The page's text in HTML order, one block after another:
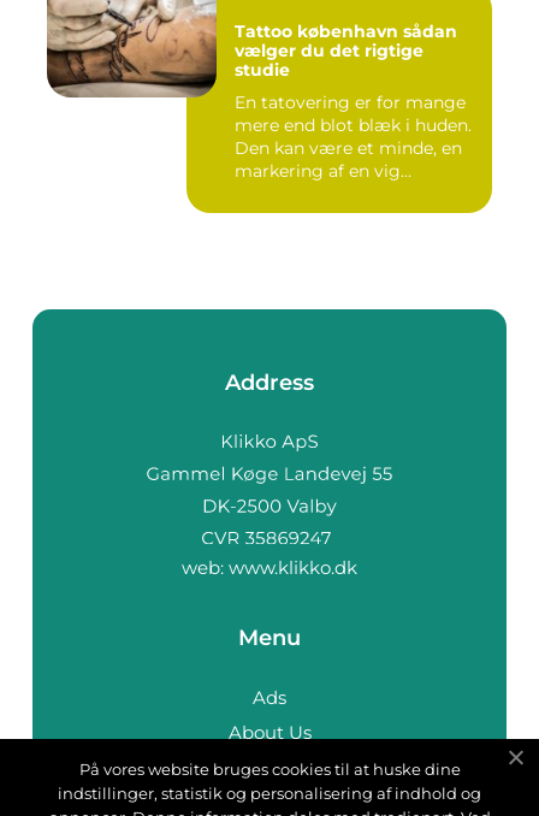
Tattoo københavn sådan
vælger du det rigtige
studie
En tatovering er for mange
mere end blot blæk i huden.
Den kan være et minde, en
markering af en vig...
Address
web: www.klikko.dk
Menu
Ads
About Us
Cookies
Contact
På vores website bruges cookies til at huske dine
indstillinger, statistik og personalisering af indhold og